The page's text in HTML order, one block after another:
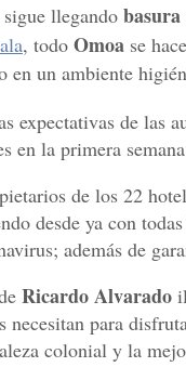
llegando basura
, todo Omoa se
en un ambiente
expectativas de las
en la primera
de los 22
desde ya con
además de
Ricardo Alvarado
necesitan para
colonial y la